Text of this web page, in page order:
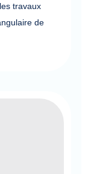
travaux
de